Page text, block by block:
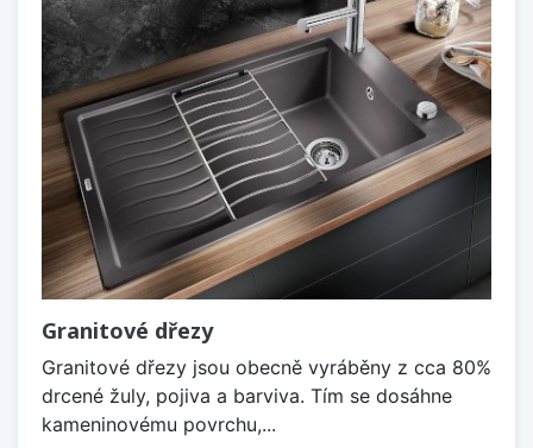
Granitové dřezy
Granitové dřezy jsou obecně vyráběny z cca 80%
drcené žuly, pojiva a barviva. Tím se dosáhne
kameninovému povrchu,...